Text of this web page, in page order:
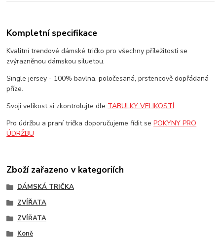
Kompletní specifikace
Kvalitní trendové dámské tričko pro všechny příležitosti se
zvýrazněnou dámskou siluetou.
Single jersey - 100% bavlna, poločesaná, prstencově dopřádaná
příze.
Svoji velikost si zkontrolujte dle TABULKY VELIKOSTÍ
Pro údržbu a praní trička doporučujeme řídit sePOKYNY PRO
ÚDRŽBU
Zboží zařazeno v kategoriích
DÁMSKÁ TRIČKA
ZVÍŘATA
ZVÍŘATA
Koně